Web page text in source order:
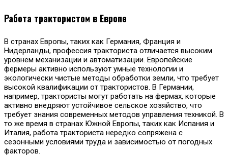
Работа трактористом в Европе
В странах Европы, таких как Германия, Франция и
Нидерланды, профессия тракториста отличается высоким
уровнем механизации и автоматизации. Европейские
фермеры активно используют умные технологии и
экологически чистые методы обработки земли, что требует
высокой квалификации от трактористов. В Германии,
например, трактористы могут работать на фермах, которые
активно внедряют устойчивое сельское хозяйство, что
требует знания современных методов управления техникой. В
то же время в странах Южной Европы, таких как Испания и
Италия, работа тракториста нередко сопряжена с
сезонными условиями труда и зависимостью от погодных
факторов.